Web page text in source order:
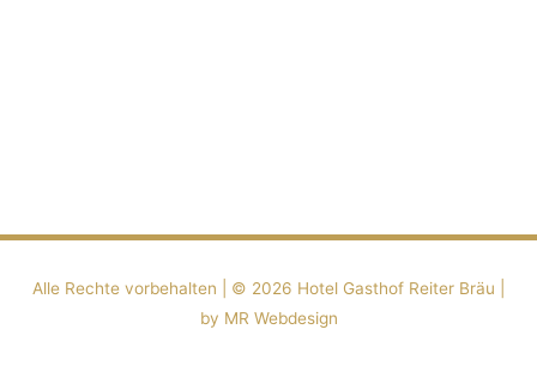
Alle Rechte vorbehalten | ©️ 2026 Hotel Gasthof Reiter Bräu
by MR Webdesign